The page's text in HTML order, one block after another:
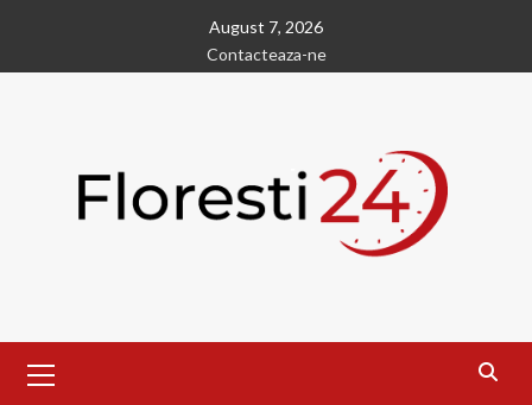
content
August 7, 2026
Contacteaza-ne
Menu